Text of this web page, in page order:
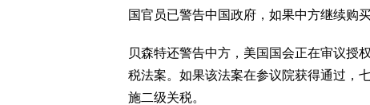
国官员已警告中国政府，如果中方继续购
贝森特还警告中方，美国国会正在审议授
税法案。如果该法案在参议院获得通过，
施二级关税。